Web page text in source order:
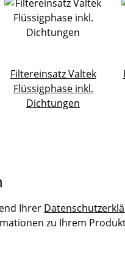
Filtereinsatz Valtek
Flüssigphase inkl.
Dichtungen
Ihrer
zu Ihrem